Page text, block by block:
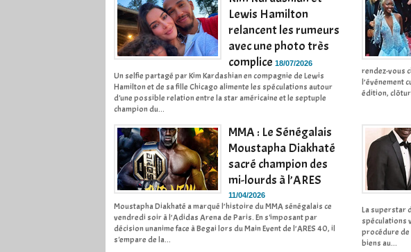
Lewis Hamilton
relancent les rumeurs
avec une photo très
complice 18/07/2026
Un selfie partagé par Kim Kardashian en compagnie de Lewis
Hamilton et de sa fille Chicago alimente les spéculations autour
d'une possible relation entre la star américaine et le septuple
champion du...
rendez-vous
l’événement
édition,
MMA : Le Sénégalais
Moustapha Diakhaté
sacré champion des
mi-lourds à l’ARES
11/04/2026
Moustapha Diakhaté a marqué l’histoire du MMA sénégalais ce
vendredi soir à l’Adidas Arena de Paris. En s'imposant par
décision unanime face à Begai lors du Main Event de l’ARES 40, il
s'empare de la...
La superstar
spéculations
procédure de
biens au...